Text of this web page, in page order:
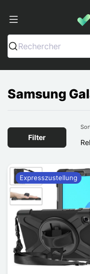
Rechercher
Samsung
Filter
Expresszustellung